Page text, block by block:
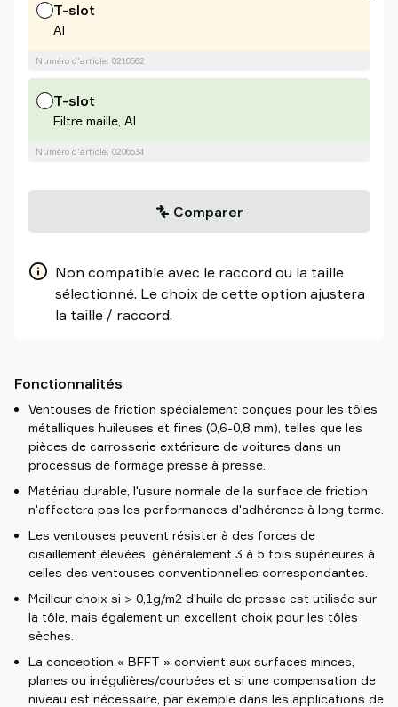
T-slot
Al
Numéro d'article: 0210562
T-slot
Filtre maille, Al
Numéro d'article: 0206534
Comparer
Non compatible avec le raccord ou la taille
sélectionné. Le choix de cette option ajustera
la taille / raccord.
Fonctionnalités
Ventouses de friction spécialement conçues pour les tôles
métalliques huileuses et fines (0,6-0,8 mm), telles que les
pièces de carrosserie extérieure de voitures dans un
processus de formage presse à presse.
Matériau durable, l'usure normale de la surface de friction
n'affectera pas les performances d'adhérence à long terme.
Les ventouses peuvent résister à des forces de
cisaillement élevées, généralement 3 à 5 fois supérieures à
celles des ventouses conventionnelles correspondantes.
Meilleur choix si > 0,1g/m2 d'huile de presse est utilisée sur
la tôle, mais également un excellent choix pour les tôles
sèches.
La conception « BFFT » convient aux surfaces minces,
planes ou irrégulières/courbées et si une compensation de
niveau est nécessaire, par exemple dans les applications de